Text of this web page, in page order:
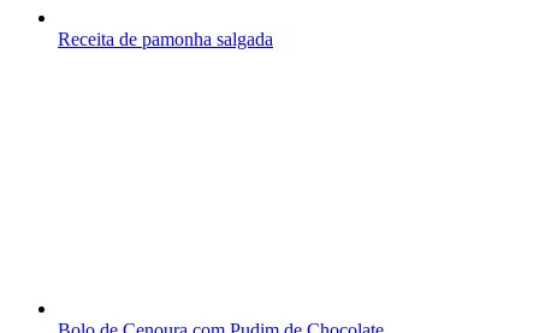
Receita de pamonha salgada